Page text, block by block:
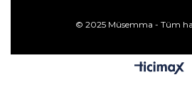
© 2025 Müsemma - Tüm